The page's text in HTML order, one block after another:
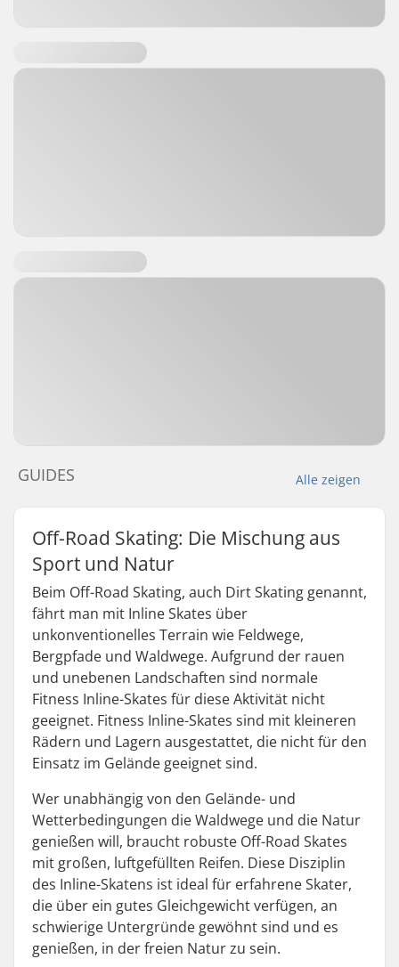
Alle zeigen
GUIDES
Off-Road Skating: Die Mischung aus
Sport und Natur
Beim Off-Road Skating, auch Dirt Skating genannt,
fährt man mit Inline Skates über
unkonventionelles Terrain wie Feldwege,
Bergpfade und Waldwege. Aufgrund der rauen
und unebenen Landschaften sind normale
Fitness Inline-Skates für diese Aktivität nicht
geeignet. Fitness Inline-Skates sind mit kleineren
Rädern und Lagern ausgestattet, die nicht für den
Einsatz im Gelände geeignet sind.
Wer unabhängig von den Gelände- und
Wetterbedingungen die Waldwege und die Natur
genießen will, braucht robuste Off-Road Skates
mit großen, luftgefüllten Reifen. Diese Disziplin
des Inline-Skatens ist ideal für erfahrene Skater,
die über ein gutes Gleichgewicht verfügen, an
schwierige Untergründe gewöhnt sind und es
genießen, in der freien Natur zu sein.